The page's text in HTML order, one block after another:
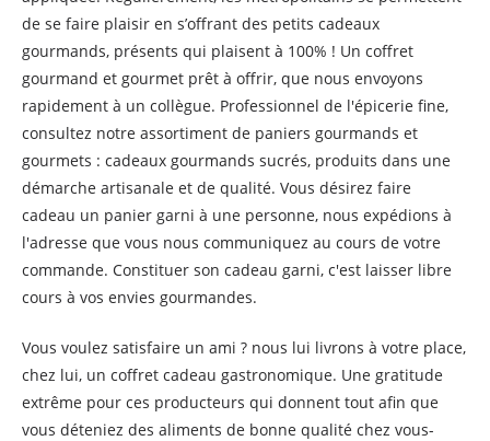
de se faire plaisir en s’offrant des petits cadeaux
gourmands, présents qui plaisent à 100% ! Un coffret
gourmand et gourmet prêt à offrir, que nous envoyons
rapidement à un collègue. Professionnel de l'épicerie fine,
consultez notre assortiment de paniers gourmands et
gourmets : cadeaux gourmands sucrés, produits dans une
démarche artisanale et de qualité. Vous désirez faire
cadeau un panier garni à une personne, nous expédions à
l'adresse que vous nous communiquez au cours de votre
commande. Constituer son cadeau garni, c'est laisser libre
cours à vos envies gourmandes.
Vous voulez satisfaire un ami ? nous lui livrons à votre place,
chez lui, un coffret cadeau gastronomique. Une gratitude
extrême pour ces producteurs qui donnent tout afin que
vous déteniez des aliments de bonne qualité chez vous-